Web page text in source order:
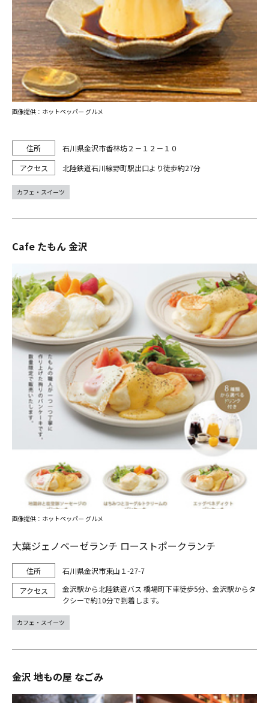
石川県金沢市香林坊２－１２－１０
北陸鉄道石川線野町駅出口より徒歩約27分
画像提供：ホットペッパー グルメ
カフェ・スイーツ
Cafe たもん 金沢
大葉ジェノベーゼランチ ローストポークランチ
石川県金沢市東山１-27-7
金沢駅から北陸鉄道バス 橋場町下車徒歩5分、金沢駅からタ
クシーで約10分で到着します。
画像提供：ホットペッパー グルメ
カフェ・スイーツ
金沢 地もの屋 なごみ